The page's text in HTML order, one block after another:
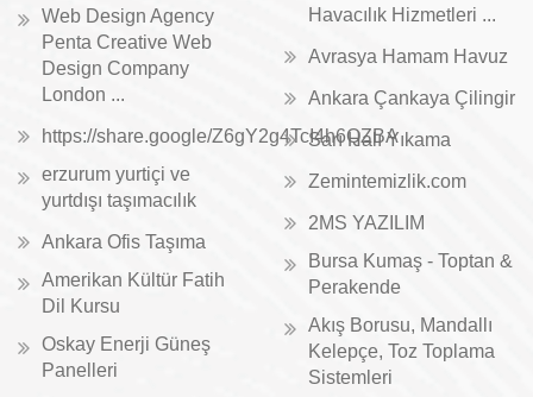
Web Design Agency
Penta Creative Web
Design Company
London ...
https://share.google/Z6gY2g4TcI4h6QZBA
erzurum yurtiçi ve
yurtdışı taşımacılık
Ankara Ofis Taşıma
Amerikan Kültür Fatih
Dil Kursu
Oskay Enerji Güneş
Panelleri
Havacılık Hizmetleri ...
Avrasya Hamam Havuz
Ankara Çankaya Çilingir
Sarı Halı Yıkama
Zemintemizlik.com
2MS YAZILIM
Bursa Kumaş - Toptan &
Perakende
Akış Borusu, Mandallı
Kelepçe, Toz Toplama
Sistemleri